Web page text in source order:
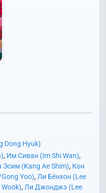
Dong Hyuk)
, Им Сиван (Im Shi Wan),
Эсим (Kang Ae Shim), Кон
Yoo), Ли Бёнхон (Lee
, Ли Джонджэ (Lee